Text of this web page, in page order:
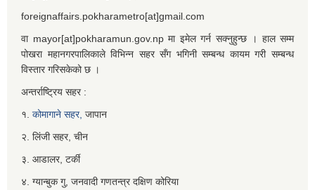
foreignaffairs.pokharametro[at]gmail.com
वा mayor[at]pokharamun.gov.np मा इमेल गर्न सक्नुहुन्छ । हाल सम्म
पोखरा महानगरपालिकाले विभिन्न सहर सँग भगिनी सम्बन्ध कायम गरी सम्बन्ध
विस्तार गरिसकेको छ ।
अन्तर्राष्ट्रिय सहर :
१. कोमागाने सहर, जापान
२. लिंजी सहर, चीन
३. आडालर, टर्की
४. ग्यान्बुक गु, जनवादी गणतन्त्र दक्षिण कोरिया